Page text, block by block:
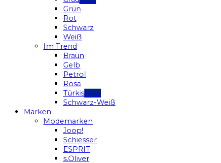
Grün
Rot
Schwarz
Weiß
Im Trend
Braun
Gelb
Petrol
Rosa
Türkis
Schwarz-Weiß
Marken
Modemarken
Joop!
Schiesser
ESPRIT
s.Oliver